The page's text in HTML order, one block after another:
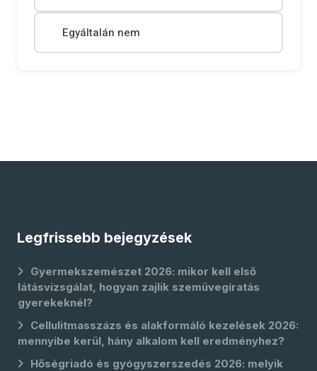
Egyáltalán nem
Legfrissebb bejegyzések
Gyermekszemészet 2026: mikor kell első
látásvizsgálat, hogyan zajlik szemüvegíratás
gyerekeknél?
Cellulitmasszázs és alakformáló kezelések 2026:
mennyibe kerül, hány alkalom kell eredményhez?
Hőségriadó és gyógyszerszedés 2026: melyik